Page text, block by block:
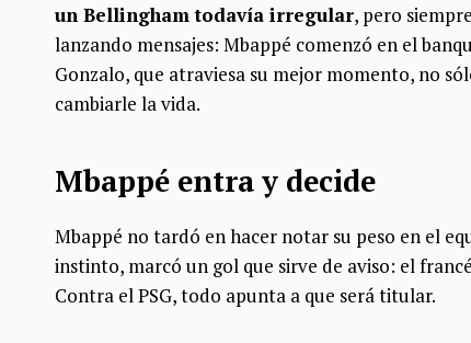
un Bellingham todavía irregular, pero
lanzando mensajes: Mbappé comenzó en el
Gonzalo, que atraviesa su mejor momento, no
cambiarle la vida.
Mbappé entra y decide
Mbappé no tardó en hacer notar su peso en el
instinto, marcó un gol que sirve de aviso: el
Contra el PSG, todo apunta a que será titular.